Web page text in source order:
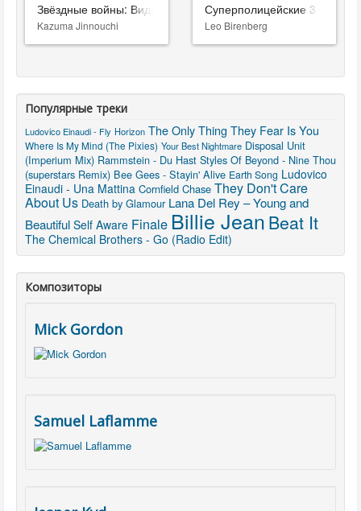
Звёздные войны: Видения. Девятый джедай
Kazuma Jinnouchi
Суперполицейские 3
Leo Birenberg
Популярные треки
Ludovico Einaudi - Fly Horizon The Only Thing They Fear Is You
Where Is My Mind (The Pixies) Your Best Nightmare Disposal Unit
(Imperium Mix) Rammstein - Du Hast Styles Of Beyond - Nine Thou
(superstars Remix) Bee Gees - Stayin' Alive Earth Song Ludovico
Einaudi - Una Mattina Cornfield Chase They Don't Care
About Us Death by Glamour Lana Del Rey – Young and
Beautiful Self Aware Finale Billie JeanBeat It
The Chemical Brothers - Go (Radio Edit)
Композиторы
Mick Gordon
Samuel Laflamme